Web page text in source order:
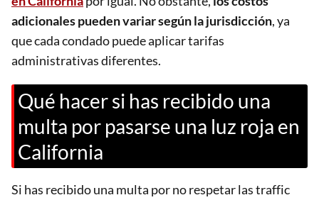
adicionales pueden variar según la jurisdicción, ya
que cada condado puede aplicar tarifas
administrativas diferentes.
Qué hacer si has recibido una
multa por pasarse una luz roja en
California
Si has recibido una multa por no respetar las traffic